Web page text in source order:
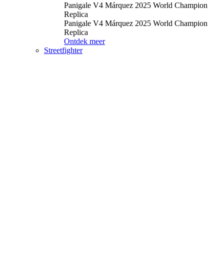
Panigale V4 Márquez 2025 World Champion
Replica
Panigale V4 Márquez 2025 World Champion
Replica
Ontdek meer
Streetfighter